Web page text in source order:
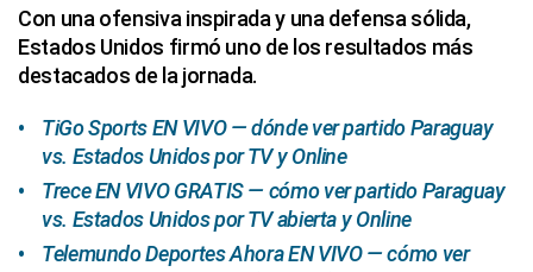
Con una ofensiva inspirada y una defensa sólida,
Estados Unidos firmó uno de los resultados más
destacados de la jornada.
TiGo Sports EN VIVO — dónde ver partido Paraguay
vs. Estados Unidos por TV y Online
Trece EN VIVO GRATIS — cómo ver partido Paraguay
vs. Estados Unidos por TV abierta y Online
Telemundo Deportes Ahora EN VIVO — cómo ver